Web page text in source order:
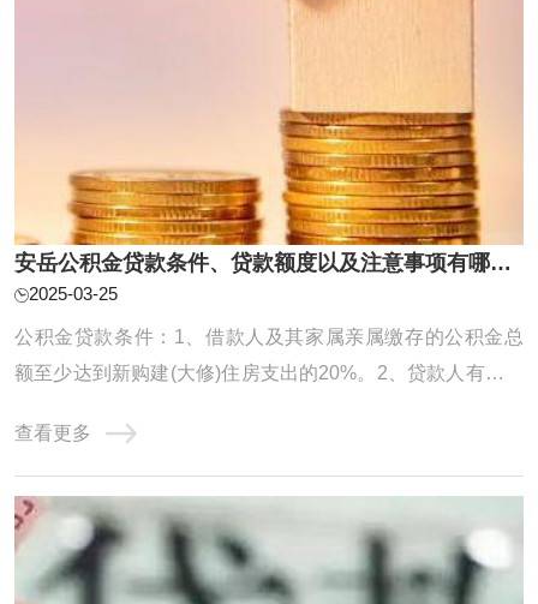
安岳公积金贷款条件、贷款额度以及注意事项有哪些？
2025-03-25
公积金贷款条件：1、借款人及其家属亲属缴存的公积金总
额至少达到新购建(大修)住房支出的20%。2、贷款人有稳定
押登记的保险。4、提供当地住房资金管理中心及所属分中
心同意的担保方式。5、提交银行要求的相关文件，如购房
合同或房屋预售合同、房屋产权证、土地使用证、 ...
查看更多